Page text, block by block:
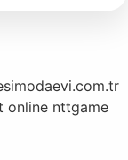
online nttgame